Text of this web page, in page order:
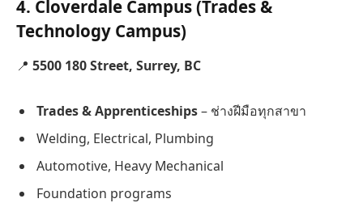
4. Cloverdale Campus(Trades &
Technology Campus)
📍 5500 180 Street, Surrey, BC
Trades & Apprenticeships– ช่างฝีมือทุกสาขา
Welding, Electrical, Plumbing
Automotive, Heavy Mechanical
Foundation programs